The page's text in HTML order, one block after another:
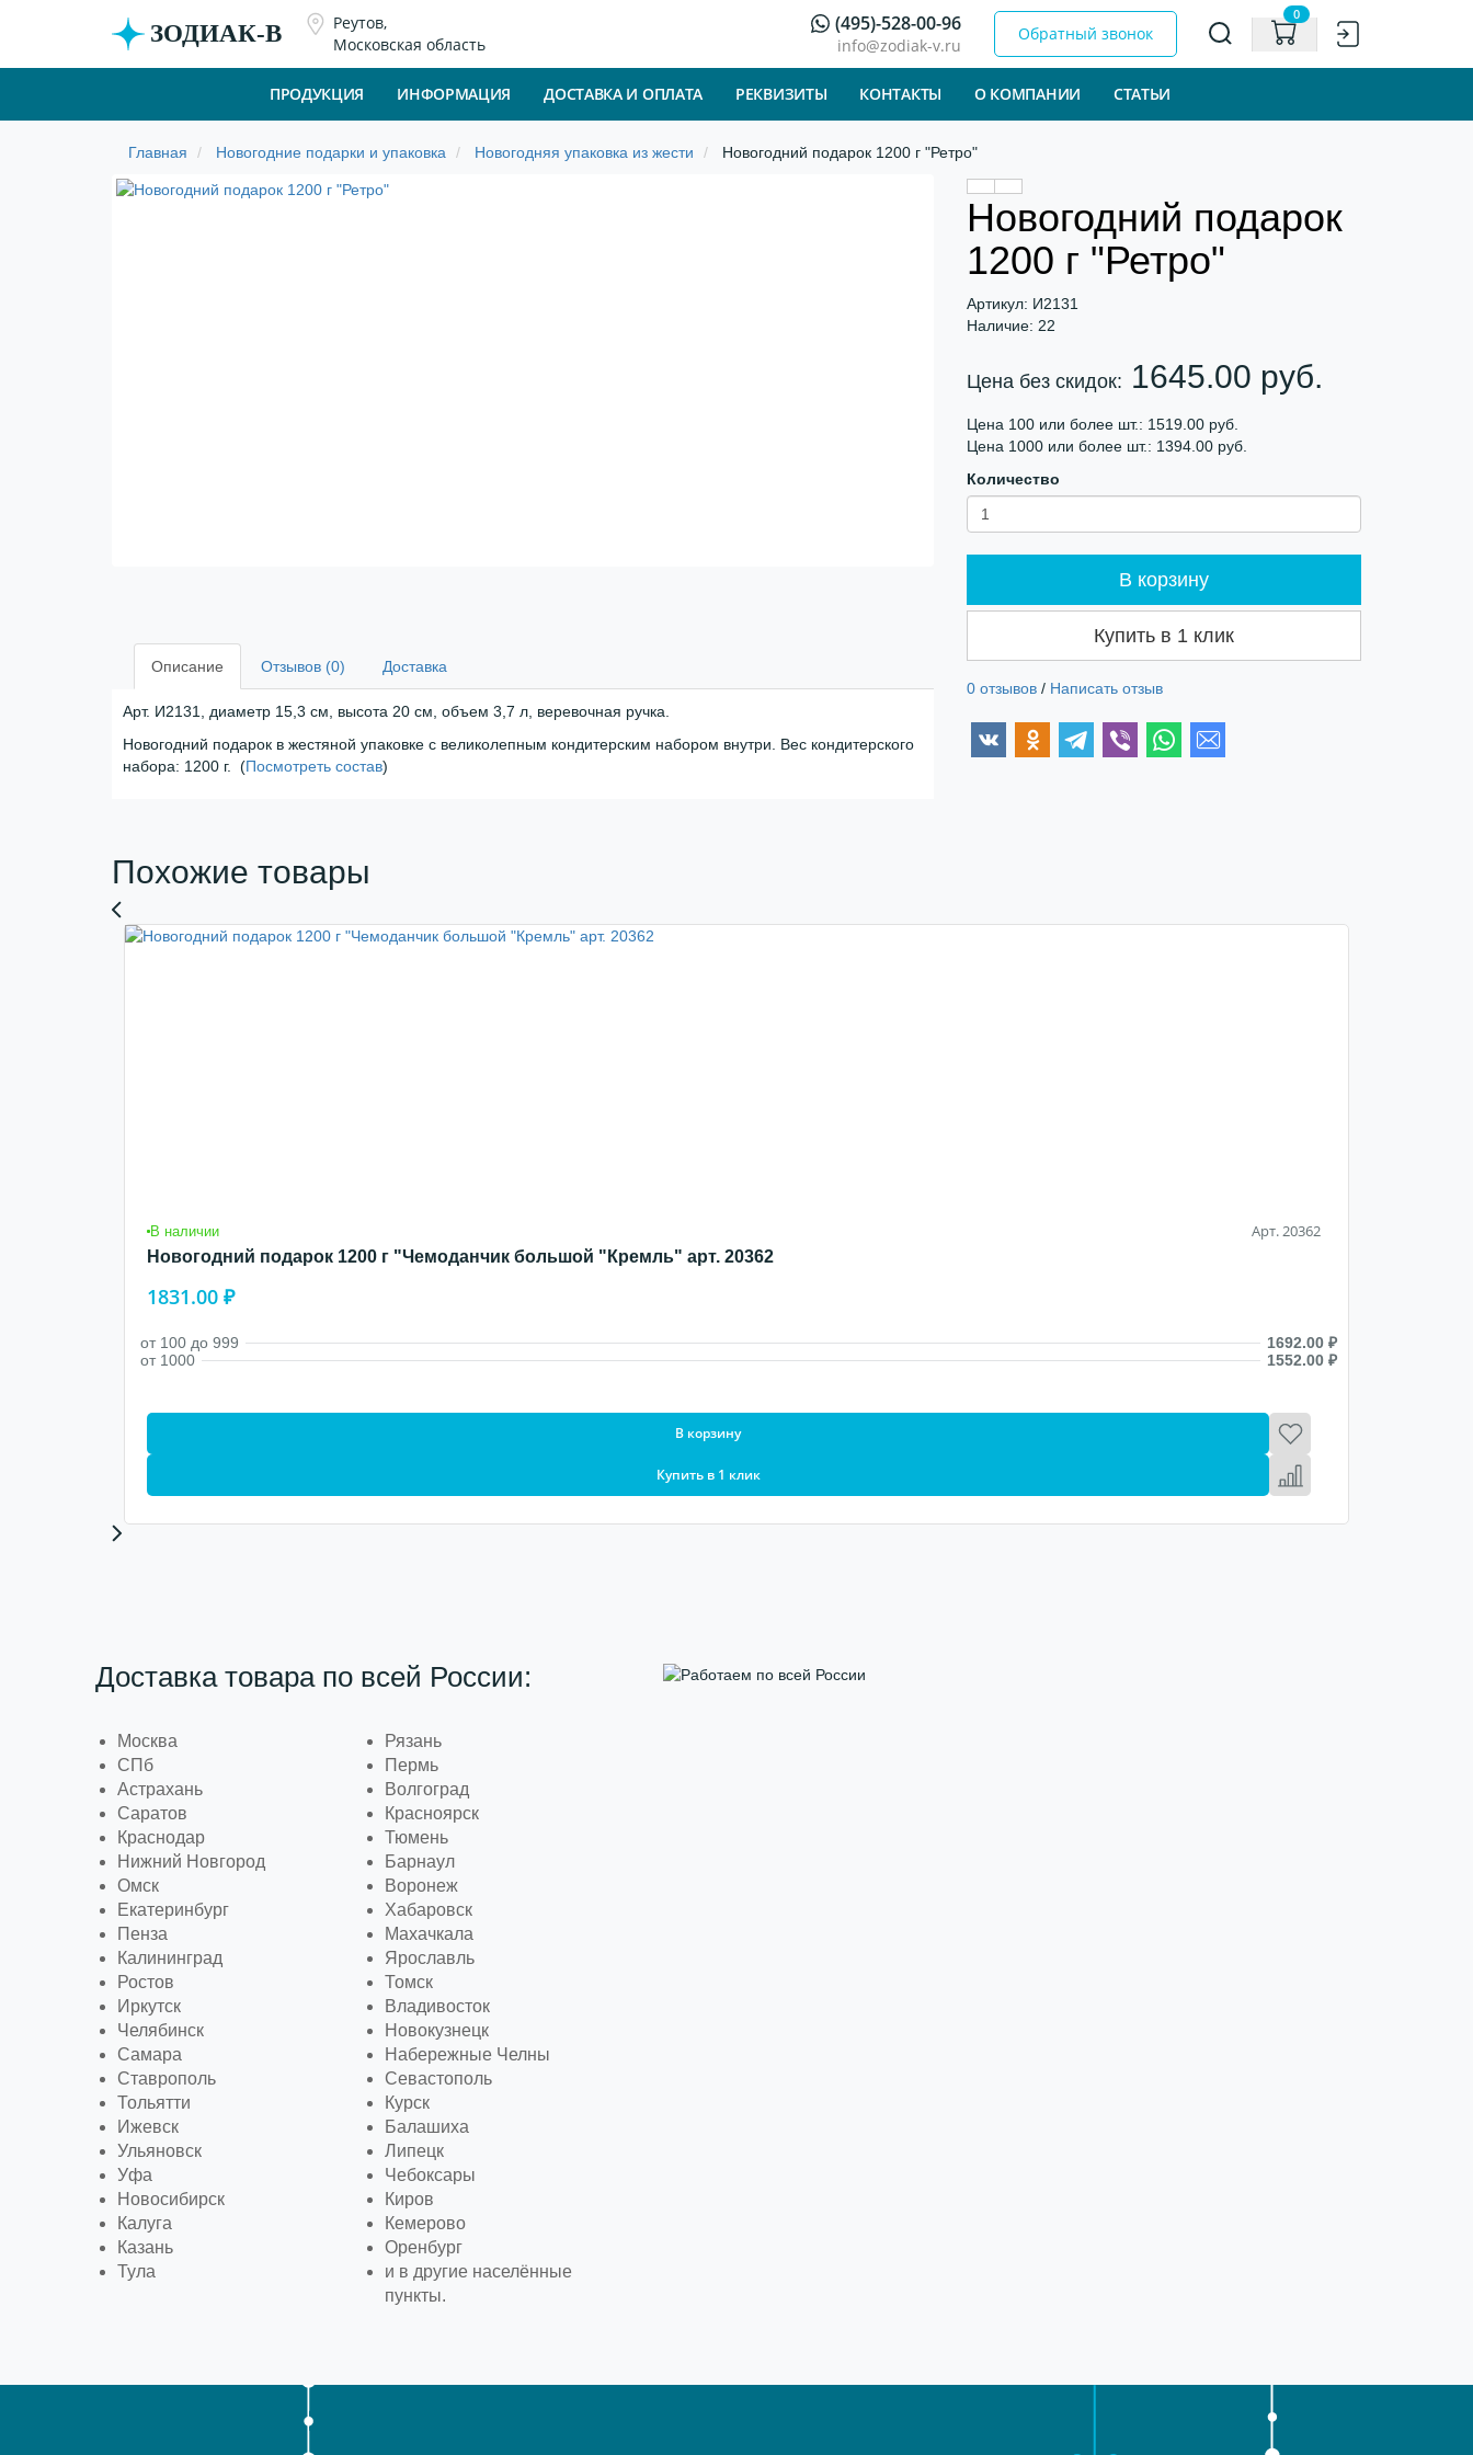
ЗОДИАК-В
Реутов,
Московская область
(495)-528-00-96
info@zodiak-v.ru
Обратный звонок
0
ПРОДУКЦИЯ ИНФОРМАЦИЯ ДОСТАВКА И ОПЛАТА РЕКВИЗИТЫ КОНТАКТЫ О КОМПАНИИ СТАТЬИ
Новогодние подарки и упаковка Новогодняя упаковка из жести Новогодний подарок 1200 г "Ретро"
Описание Отзывов (0) Доставка
Арт. И2131, диаметр 15,3 см, высота 20 см, объем 3,7 л, веревочная ручка.
Новогодний подарок в жестяной упаковке с великолепным кондитерским набором внутри. Вес кондитерского
набора: 1200 г. (Посмотреть состав)
Новогодний подарок
1200 г "Ретро"
Артикул: И2131
Наличие: 22
Цена без скидок: 1645.00 руб.
Цена 100 или более шт.: 1519.00 руб.
Цена 1000 или более шт.: 1394.00 руб.
Количество
В корзину
Купить в 1 клик
0 отзывов / Написать отзыв
Похожие товары
В наличии Арт. 20362
Новогодний подарок 1200 г "Чемоданчик большой "Кремль" арт. 20362
1831.00 ₽
от 100 до 999
1692.00 ₽
от 1000
1552.00 ₽
В корзину
Купить в 1 клик
Доставка товара по всей России:
Москва
СПб
Астрахань
Саратов
Краснодар
Нижний Новгород
Омск
Екатеринбург
Пенза
Калининград
Ростов
Иркутск
Челябинск
Самара
Ставрополь
Тольятти
Ижевск
Ульяновск
Уфа
Новосибирск
Калуга
Казань
Тула
Рязань
Пермь
Волгоград
Красноярск
Тюмень
Барнаул
Воронеж
Хабаровск
Махачкала
Ярославль
Томск
Владивосток
Новокузнецк
Набережные Челны
Севастополь
Курск
Балашиха
Липецк
Чебоксары
Киров
Кемерово
Оренбург
и в другие населённые
пункты.